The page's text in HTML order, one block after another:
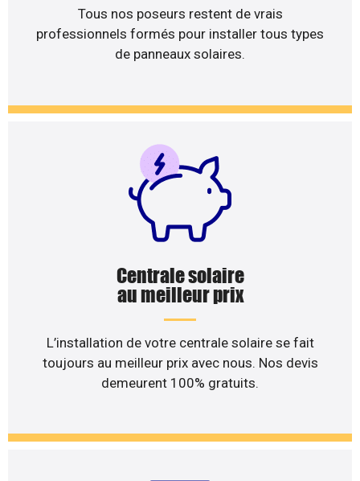
Tous nos poseurs restent de vrais
professionnels formés pour installer tous types
de panneaux solaires.
Centrale solaire
au meilleur prix
L’installation de votre centrale solaire se fait
toujours au meilleur prix avec nous. Nos devis
demeurent 100% gratuits.